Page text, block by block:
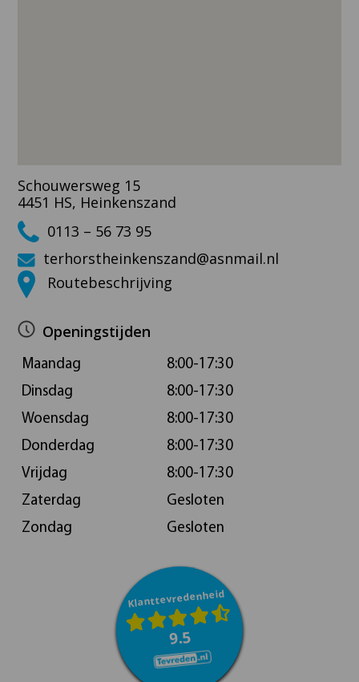
Schouwersweg 15
4451 HS, Heinkenszand
0113 – 56 73 95
terhorstheinkenszand@asnmail.nl
Routebeschrijving
Openingstijden
Maandag
8:00-17:30
Dinsdag
8:00-17:30
Woensdag
8:00-17:30
Donderdag
8:00-17:30
Vrijdag
8:00-17:30
Zaterdag
Gesloten
Zondag
Gesloten
Klanttevredenheid
9.5